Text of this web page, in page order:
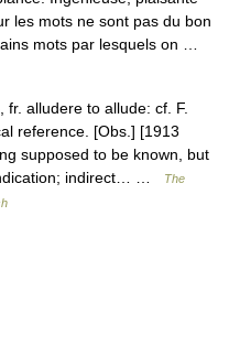
les mots ne sont pas du bon
mots par lesquels on …
alludere to allude: cf. F.
reference. [Obs.] [1913
supposed to be known, but
indirect… …
The